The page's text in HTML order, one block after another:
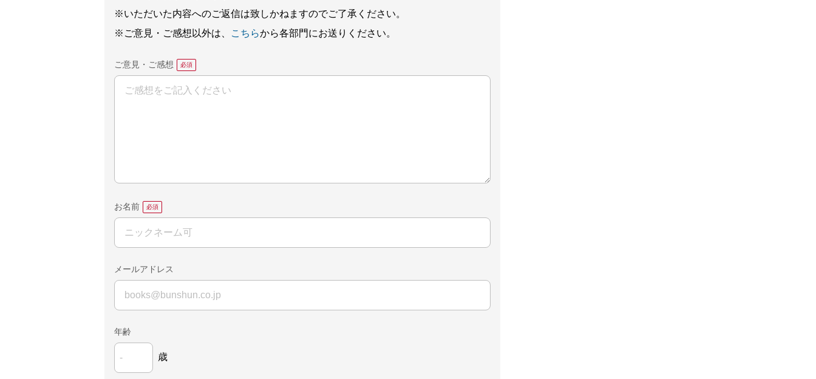
※いただいた内容へのご返信は致しかねますのでご了承ください。
※ご意見・ご感想以外は、
こちらから各部門にお送りください。
ご意見・ご感想
お名前
メールアドレス
年齢
歳